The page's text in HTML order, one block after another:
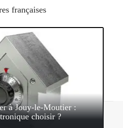
françaises
à Jouy-le-Moutier :
choisir ?
légales Sitemap